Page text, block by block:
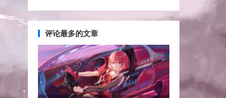
评论最多的文章